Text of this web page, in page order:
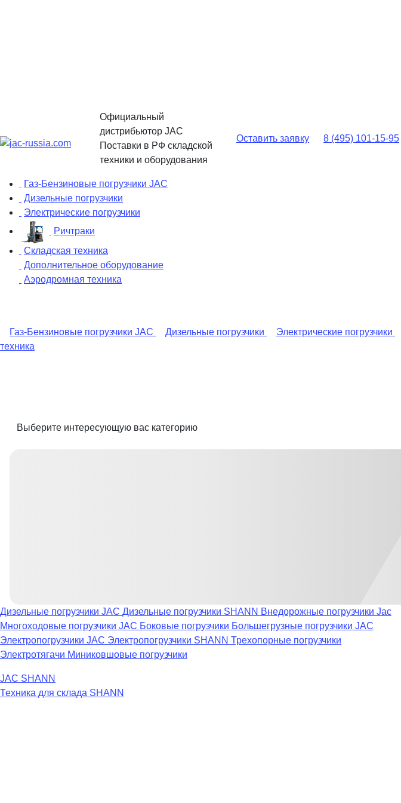
Официальный
дистрибьютор JAC
Поставки в РФ складской
техники и оборудования
Оставить заявку 8 (495) 101-15-95
Газ-Бензиновые погрузчики JAC
Дизельные погрузчики
Электрические погрузчики
Ричтраки
Складская техника
Дополнительное оборудование
Аэродромная техника
Газ-Бензиновые погрузчики JAC Дизельные погрузчики Электрические погрузчики
техника
Выберите интересующую вас категорию
Дизельные погрузчики JAC Дизельные погрузчики SHANN Внедорожные погрузчики Jac
Многоходовые погрузчики JAC Боковые погрузчики Большегрузные погрузчики JAC
Электропогрузчики JAC Электропогрузчики SHANN Трехопорные погрузчики
Электротягачи Миниковшовые погрузчики
JAC SHANN
Техника для склада SHANN